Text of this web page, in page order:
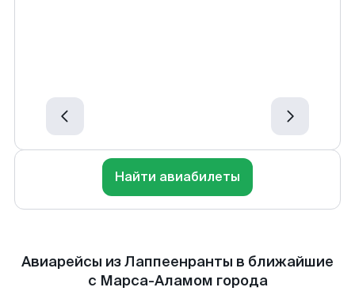
Найти авиабилеты
Авиарейсы из Лаппеенранты в ближайшие
с Марса-Аламом города